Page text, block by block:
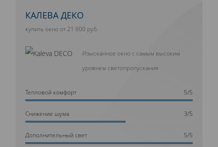
КАЛЕВА ДЕКО
купить окно от 21 600 руб.
Изысканное окно с самым высоким
уровнем светопропускания
Тепловой комфорт 5/5
Cнижение шума 3/5
Дополнительный свет 5/5